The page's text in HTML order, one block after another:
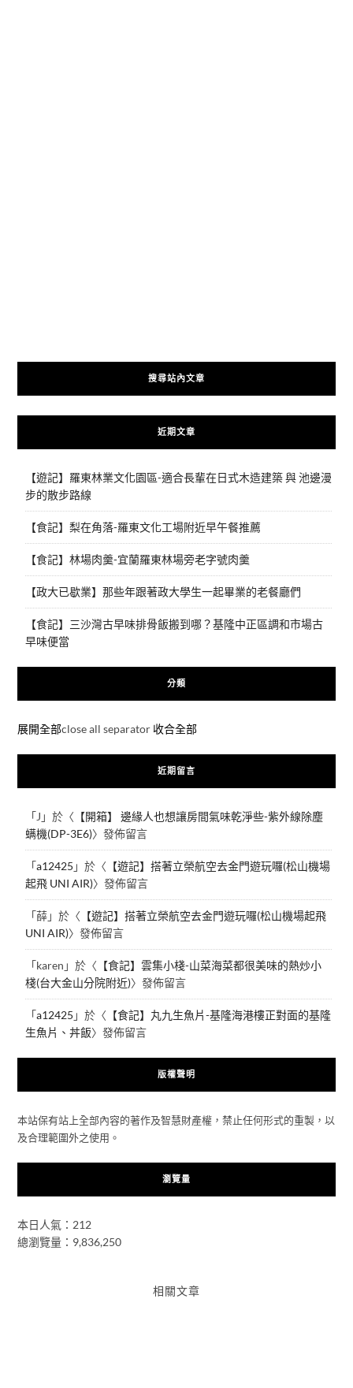
搜尋站內文章
近期文章
【遊記】羅東林業文化園區-適合長輩在日式木造建築 與 池邊漫
步的散步路線
【食記】梨在角落-羅東文化工場附近早午餐推薦
【食記】林場肉羹-宜蘭羅東林場旁老字號肉羹
【政大已歇業】那些年跟著政大學生一起畢業的老餐廳們
【食記】三沙灣古早味排骨飯搬到哪？基隆中正區調和市場古
早味便當
分類
展開全部close all separator 收合全部
近期留言
「J 」於〈 【開箱】 邊緣人也想讓房間氣味乾淨些-紫外線除塵
螨機(DP-3E6)〉發佈留言
「a12425 」於〈 【遊記】搭著立榮航空去金門遊玩囉(松山機場
起飛 UNI AIR)〉發佈留言
「薛」於〈 【遊記】搭著立榮航空去金門遊玩囉(松山機場起飛
UNI AIR)〉發佈留言
「karen 」於〈 【食記】雲集小棧-山菜海菜都很美味的熱炒小
棧(台大金山分院附近)〉發佈留言
「a12425 」於〈 【食記】丸九生魚片-基隆海港樓正對面的基隆
生魚片、丼飯〉發佈留言
版權聲明
本站保有站上全部內容的著作及智慧財產權，禁止任何形式的重製，以
及合理範圍外之使用。
瀏覽量
本日人氣：212
總瀏覽量：9,836,250
相關文章